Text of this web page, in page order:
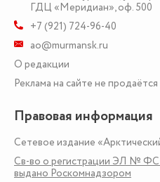
ГДЦ «Меридиан», оф. 500
+7 (921) 724-96-40
ao@murmansk.ru
О редакции
Реклама на сайте не продаётся
Правовая информация
Сетевое издание
Св-во о регистрации ЭЛ № ФС
выдано Роскомнадзором